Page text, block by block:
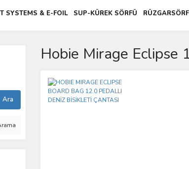
SYSTEMS & E-FOIL SUP-KÜREK SÖRFÜ
Ara
Hobie Mirage Eclipse